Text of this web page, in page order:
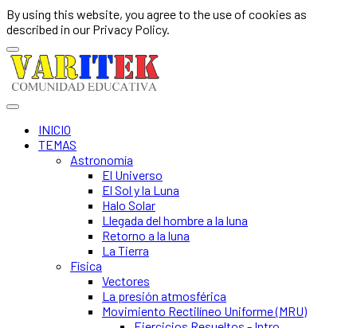
By using this website, you agree to the use of cookies as
described in our Privacy Policy.
INICIO
TEMAS
Astronomía
El Universo
El Sol y la Luna
Halo Solar
Llegada del hombre a la luna
Retorno a la luna
La Tierra
Física
Vectores
La presión atmosférica
Movimiento Rectilíneo Uniforme (MRU)